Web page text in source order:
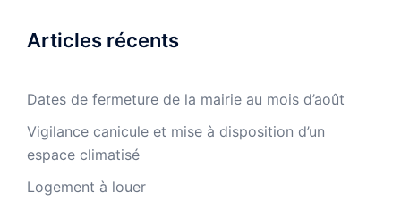
Articles récents
Dates de fermeture de la mairie au mois d’août
Vigilance canicule et mise à disposition d’un
espace climatisé
Logement à louer